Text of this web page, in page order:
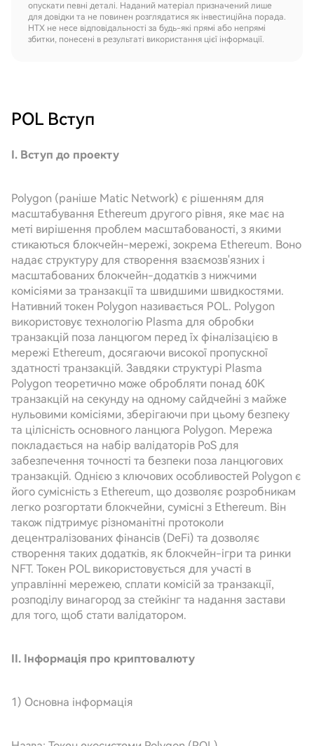
опускати певні деталі. Наданий матеріал призначений лише
для довідки та не повинен розглядатися як інвестиційна порада.
HTX не несе відповідальності за будь-які прямі або непрямі
збитки, понесені в результаті використання цієї інформації.
POL Вступ
I. Вступ до проекту
Polygon (раніше Matic Network) є рішенням для
масштабування Ethereum другого рівня, яке має на
меті вирішення проблем масштабованості, з якими
стикаються блокчейн-мережі, зокрема Ethereum. Воно
надає структуру для створення взаємозв'язних і
масштабованих блокчейн-додатків з нижчими
комісіями за транзакції та швидшими швидкостями.
Нативний токен Polygon називається POL. Polygon
використовує технологію Plasma для обробки
транзакцій поза ланцюгом перед їх фіналізацією в
мережі Ethereum, досягаючи високої пропускної
здатності транзакцій. Завдяки структурі Plasma
Polygon теоретично може обробляти понад 60K
транзакцій на секунду на одному сайдчейні з майже
нульовими комісіями, зберігаючи при цьому безпеку
та цілісність основного ланцюга Polygon. Мережа
покладається на набір валідаторів PoS для
забезпечення точності та безпеки поза ланцюгових
транзакцій. Однією з ключових особливостей Polygon є
його сумісність з Ethereum, що дозволяє розробникам
легко розгортати блокчейни, сумісні з Ethereum. Він
також підтримує різноманітні протоколи
децентралізованих фінансів (DeFi) та дозволяє
створення таких додатків, як блокчейн-ігри та ринки
NFT. Токен POL використовується для участі в
управлінні мережею, сплати комісій за транзакції,
розподілу винагород за стейкінг та надання застави
для того, щоб стати валідатором.
II. Інформація про криптовалюту
1) Основна інформація